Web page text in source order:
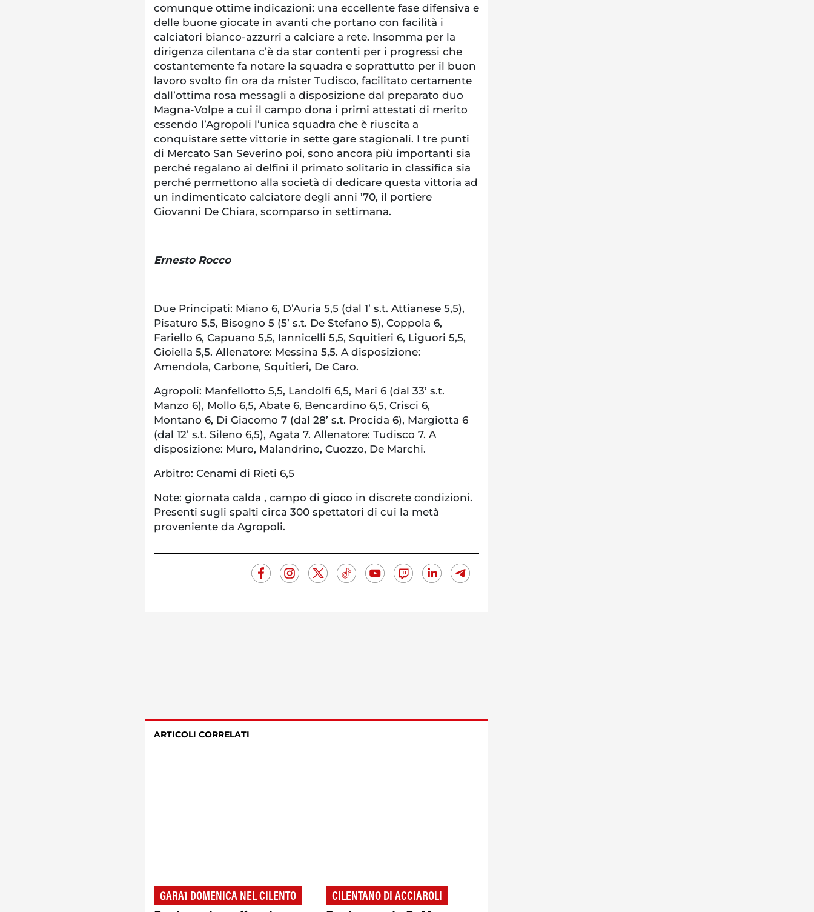
comunque ottime indicazioni: una eccellente fase difensiva e
delle buone giocate in avanti che portano con facilità i
calciatori bianco-azzurri a calciare a rete. Insomma per la
dirigenza cilentana c’è da star contenti per i progressi che
costantemente fa notare la squadra e soprattutto per il buon
lavoro svolto fin ora da mister Tudisco, facilitato certamente
dall’ottima rosa messagli a disposizione dal preparato duo
Magna-Volpe a cui il campo dona i primi attestati di merito
essendo l’Agropoli l’unica squadra che è riuscita a
conquistare sette vittorie in sette gare stagionali. I tre punti
di Mercato San Severino poi, sono ancora più importanti sia
perché regalano ai delfini il primato solitario in classifica sia
perché permettono alla società di dedicare questa vittoria ad
un indimenticato calciatore degli anni ’70, il portiere
Giovanni De Chiara, scomparso in settimana.
Ernesto Rocco
Due Principati: Miano 6, D’Auria 5,5 (dal 1’ s.t. Attianese 5,5),
Pisaturo 5,5, Bisogno 5 (5’ s.t. De Stefano 5), Coppola 6,
Fariello 6, Capuano 5,5, Iannicelli 5,5, Squitieri 6, Liguori 5,5,
Gioiella 5,5. Allenatore: Messina 5,5. A disposizione:
Amendola, Carbone, Squitieri, De Caro.
Agropoli: Manfellotto 5,5, Landolfi 6,5, Mari 6 (dal 33’ s.t.
Manzo 6), Mollo 6,5, Abate 6, Bencardino 6,5, Crisci 6,
Montano 6, Di Giacomo 7 (dal 28’ s.t. Procida 6), Margiotta 6
(dal 12’ s.t. Sileno 6,5), Agata 7. Allenatore: Tudisco 7. A
disposizione: Muro, Malandrino, Cuozzo, De Marchi.
Arbitro: Cenami di Rieti 6,5
Note: giornata calda , campo di gioco in discrete condizioni.
Presenti sugli spalti circa 300 spettatori di cui la metà
proveniente da Agropoli.
ARTICOLI CORRELATI
GARA1 DOMENICA NEL CILENTO CILENTANO DI ACCIAROLI